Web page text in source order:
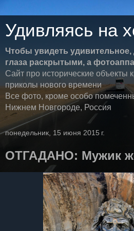
Удивляясь на
Чтобы увидеть удивительное,
глаза раскрытыми, а
Сайт про исторические объекты
приколы нового времени
Все фото, кроме особо
Нижнем Новгороде, Россия
понедельник, 15 июня 2015 г.
ОТГАДАНО: Мужик